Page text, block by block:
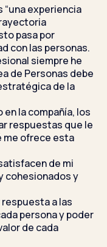
“una experiencia
pasa por
con las personas.
siempre he
de Personas debe
de la
la compañía, los
respuestas que le
me ofrece esta
de mi
cohesionados y
a las
persona y poder
de cada